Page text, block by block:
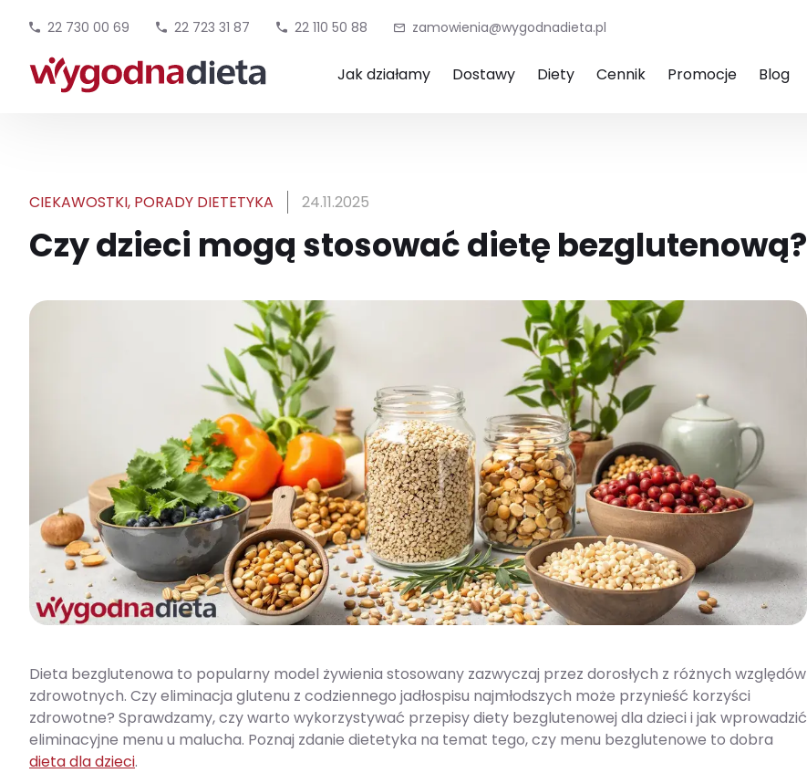
22 730 00 69 22 723 31 87 22 110 50 88 zamowienia@wygodnadieta.pl
Jak działamy Dostawy Diety Cennik Promocje Blog
CIEKAWOSTKI, PORADY DIETETYKA 24.11.2025
Czy dzieci mogą stosować dietę bezglutenową?
Dieta bezglutenowa to popularny model żywienia stosowany zazwyczaj przez dorosłych z różnych względów
zdrowotnych. Czy eliminacja glutenu z codziennego jadłospisu najmłodszych może przynieść korzyści
zdrowotne? Sprawdzamy, czy warto wykorzystywać przepisy diety bezglutenowej dla dzieci i jak wprowadzić
eliminacyjne menu u malucha. Poznaj zdanie dietetyka na temat tego, czy menu bezglutenowe to dobra
dieta dla dzieci.